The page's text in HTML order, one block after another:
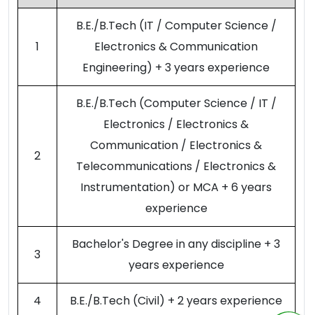
1
B.E./B.Tech (IT / Computer Science /
Electronics & Communication
Engineering) + 3 years experience
2
B.E./B.Tech (Computer Science / IT /
Electronics / Electronics &
Communication / Electronics &
Telecommunications / Electronics &
Instrumentation) or MCA + 6 years
experience
3
Bachelor's Degree in any discipline + 3
years experience
4 B.E./B.Tech (Civil) + 2 years experience